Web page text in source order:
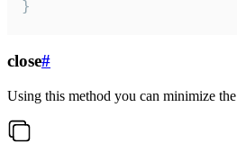
}
close#
Using this method you can minimize